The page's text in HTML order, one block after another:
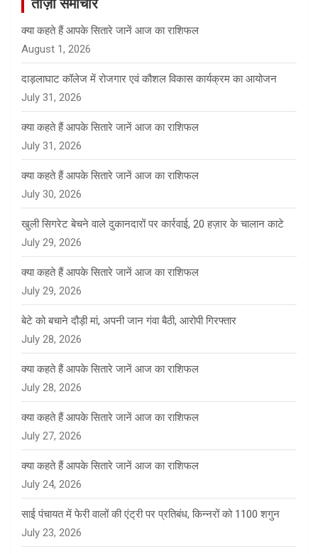
ताज़ा समाचार
क्या कहते हैं आपके सितारे जानें आज का राशिफल
August 1, 2026
दाड़लाघाट कॉलेज में रोजगार एवं कौशल विकास कार्यक्रम का आयोजन
July 31, 2026
क्या कहते हैं आपके सितारे जानें आज का राशिफल
July 31, 2026
क्या कहते हैं आपके सितारे जानें आज का राशिफल
July 30, 2026
खुली सिगरेट बेचने वाले दुकानदारों पर कार्रवाई, 20 हज़ार के चालान काटे
July 29, 2026
क्या कहते हैं आपके सितारे जानें आज का राशिफल
July 29, 2026
बेटे को बचाने दौड़ी मां, अपनी जान गंवा बैठी, आरोपी गिरफ्तार
July 28, 2026
क्या कहते हैं आपके सितारे जानें आज का राशिफल
July 28, 2026
क्या कहते हैं आपके सितारे जानें आज का राशिफल
July 27, 2026
क्या कहते हैं आपके सितारे जानें आज का राशिफल
July 24, 2026
साई पंचायत में फेरी वालों की एंट्री पर प्रतिबंध, किन्नरों को 1100 शगुन
July 23, 2026